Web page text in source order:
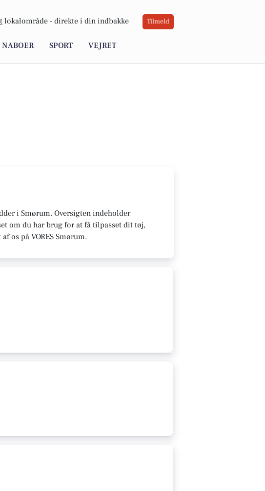
lokalområde - direkte i din indbakke Tilmeld
SPORT VEJRET
i Smørum. Oversigten indeholder
om du har brug for at få tilpasset dit tøj,
os på VORES Smørum.